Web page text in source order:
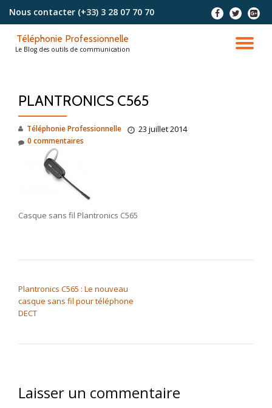
contenu
Nous contacter (+33) 3 28 07 70 70 - - -
Téléphonie Professionnelle
Le Blog des outils de communication
PLANTRONICS C565
Téléphonie Professionnelle 23 juillet 2014
0 commentaires
Casque sans fil Plantronics C565
Plantronics C565 : Le nouveau
casque sans fil pour téléphone
DECT
Laisser un commentaire